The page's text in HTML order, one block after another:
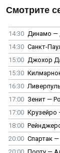
Смотрите
14:30 Динамо —
14:30 Санкт-
15:00 Джохор
15:30
16:30
17:00 Зенит —
17:00 Крузейро
18:00
20:00 Спартак